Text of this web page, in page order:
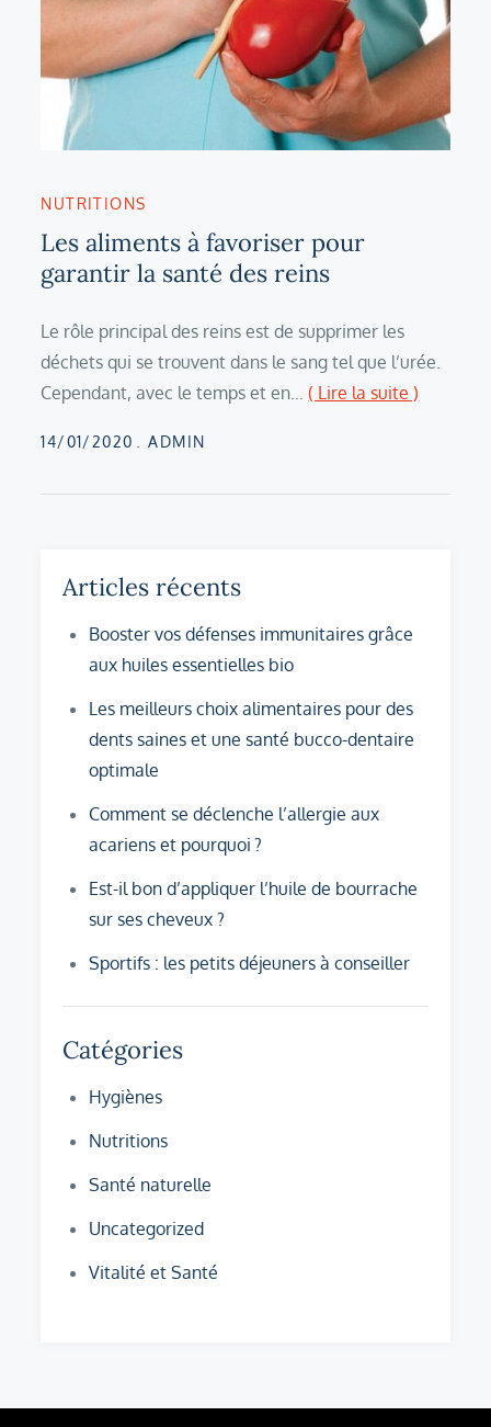
NUTRITIONS
Les aliments à favoriser pour
garantir la santé des reins
Le rôle principal des reins est de supprimer les
déchets qui se trouvent dans le sang tel que l’urée.
Cependant, avec le temps et en…( Lire la suite )
Posted
14/01/2020 ADMIN
Articles récents
Booster vos défenses immunitaires grâce
aux huiles essentielles bio
Les meilleurs choix alimentaires pour des
dents saines et une santé bucco-dentaire
optimale
Comment se déclenche l’allergie aux
acariens et pourquoi ?
Est-il bon d’appliquer l’huile de bourrache
sur ses cheveux ?
Sportifs : les petits déjeuners à conseiller
Catégories
Hygiènes
Nutritions
Santé naturelle
Uncategorized
Vitalité et Santé